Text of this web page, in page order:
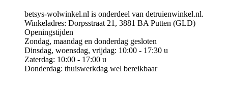
betsys-wolwinkel.nl is onderdeel van detruienwinkel.nl.
Winkeladres: Dorpsstraat 21, 3881 BA Putten (GLD)
Openingstijden
Zondag, maandag en donderdag gesloten
Dinsdag, woensdag, vrijdag: 10:00 - 17:30 u
Zaterdag: 10:00 - 17:00 u
Donderdag: thuiswerkdag wel bereikbaar